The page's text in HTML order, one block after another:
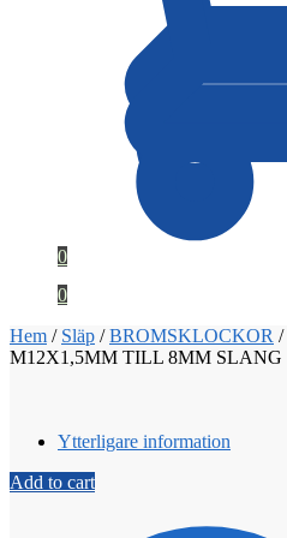
0
0
Hem / Släp /BROMSKLOCKOR /
M12X1,5MM TILL 8MM SLANG
Ytterligare information
Add to cart